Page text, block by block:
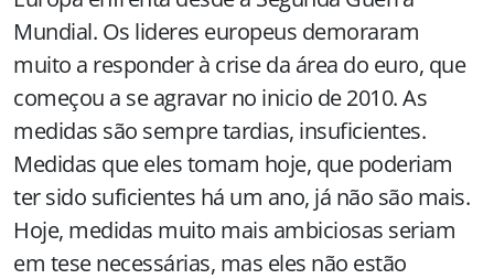
Mundial. Os lideres europeus demoraram
muito a responder à crise da área do euro, que
começou a se agravar no inicio de 2010. As
medidas são sempre tardias, insuficientes.
Medidas que eles tomam hoje, que poderiam
ter sido suficientes há um ano, já não são mais.
Hoje, medidas muito mais ambiciosas seriam
em tese necessárias, mas eles não estão